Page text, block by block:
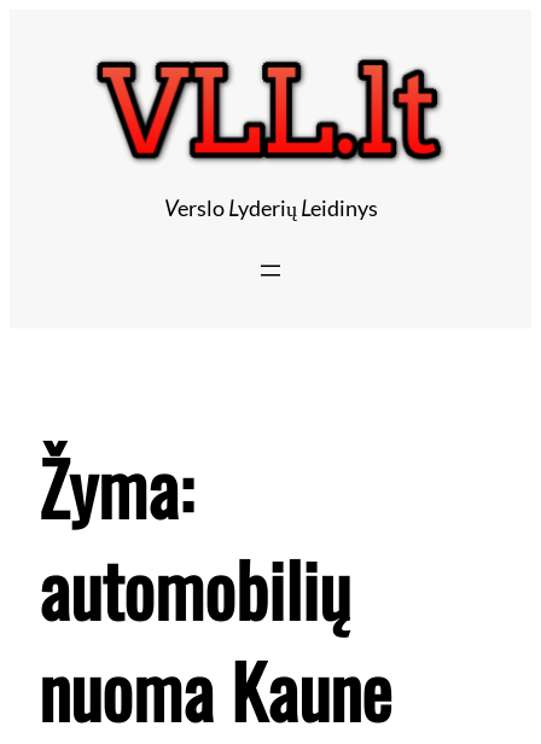
VersloLyderių Leidinys
Žyma:
automobilių
nuoma Kaune